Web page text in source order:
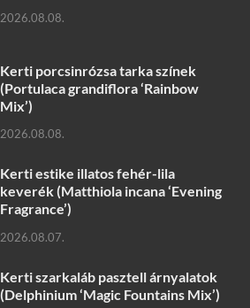
2026.08.08.
Kerti porcsinrózsa tarka színek
(Portulaca grandiflora ‘Rainbow
Mix’)
2026.08.08.
Kerti estike illatos fehér-lila
keverék (Matthiola incana ‘Evening
Fragrance’)
2026.08.07.
Kerti szarkaláb pasztell árnyalatok
(Delphinium ‘Magic Fountains Mix’)